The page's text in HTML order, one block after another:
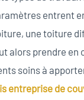
entrent
une toiture
alors prendre en
soins à
entreprise de